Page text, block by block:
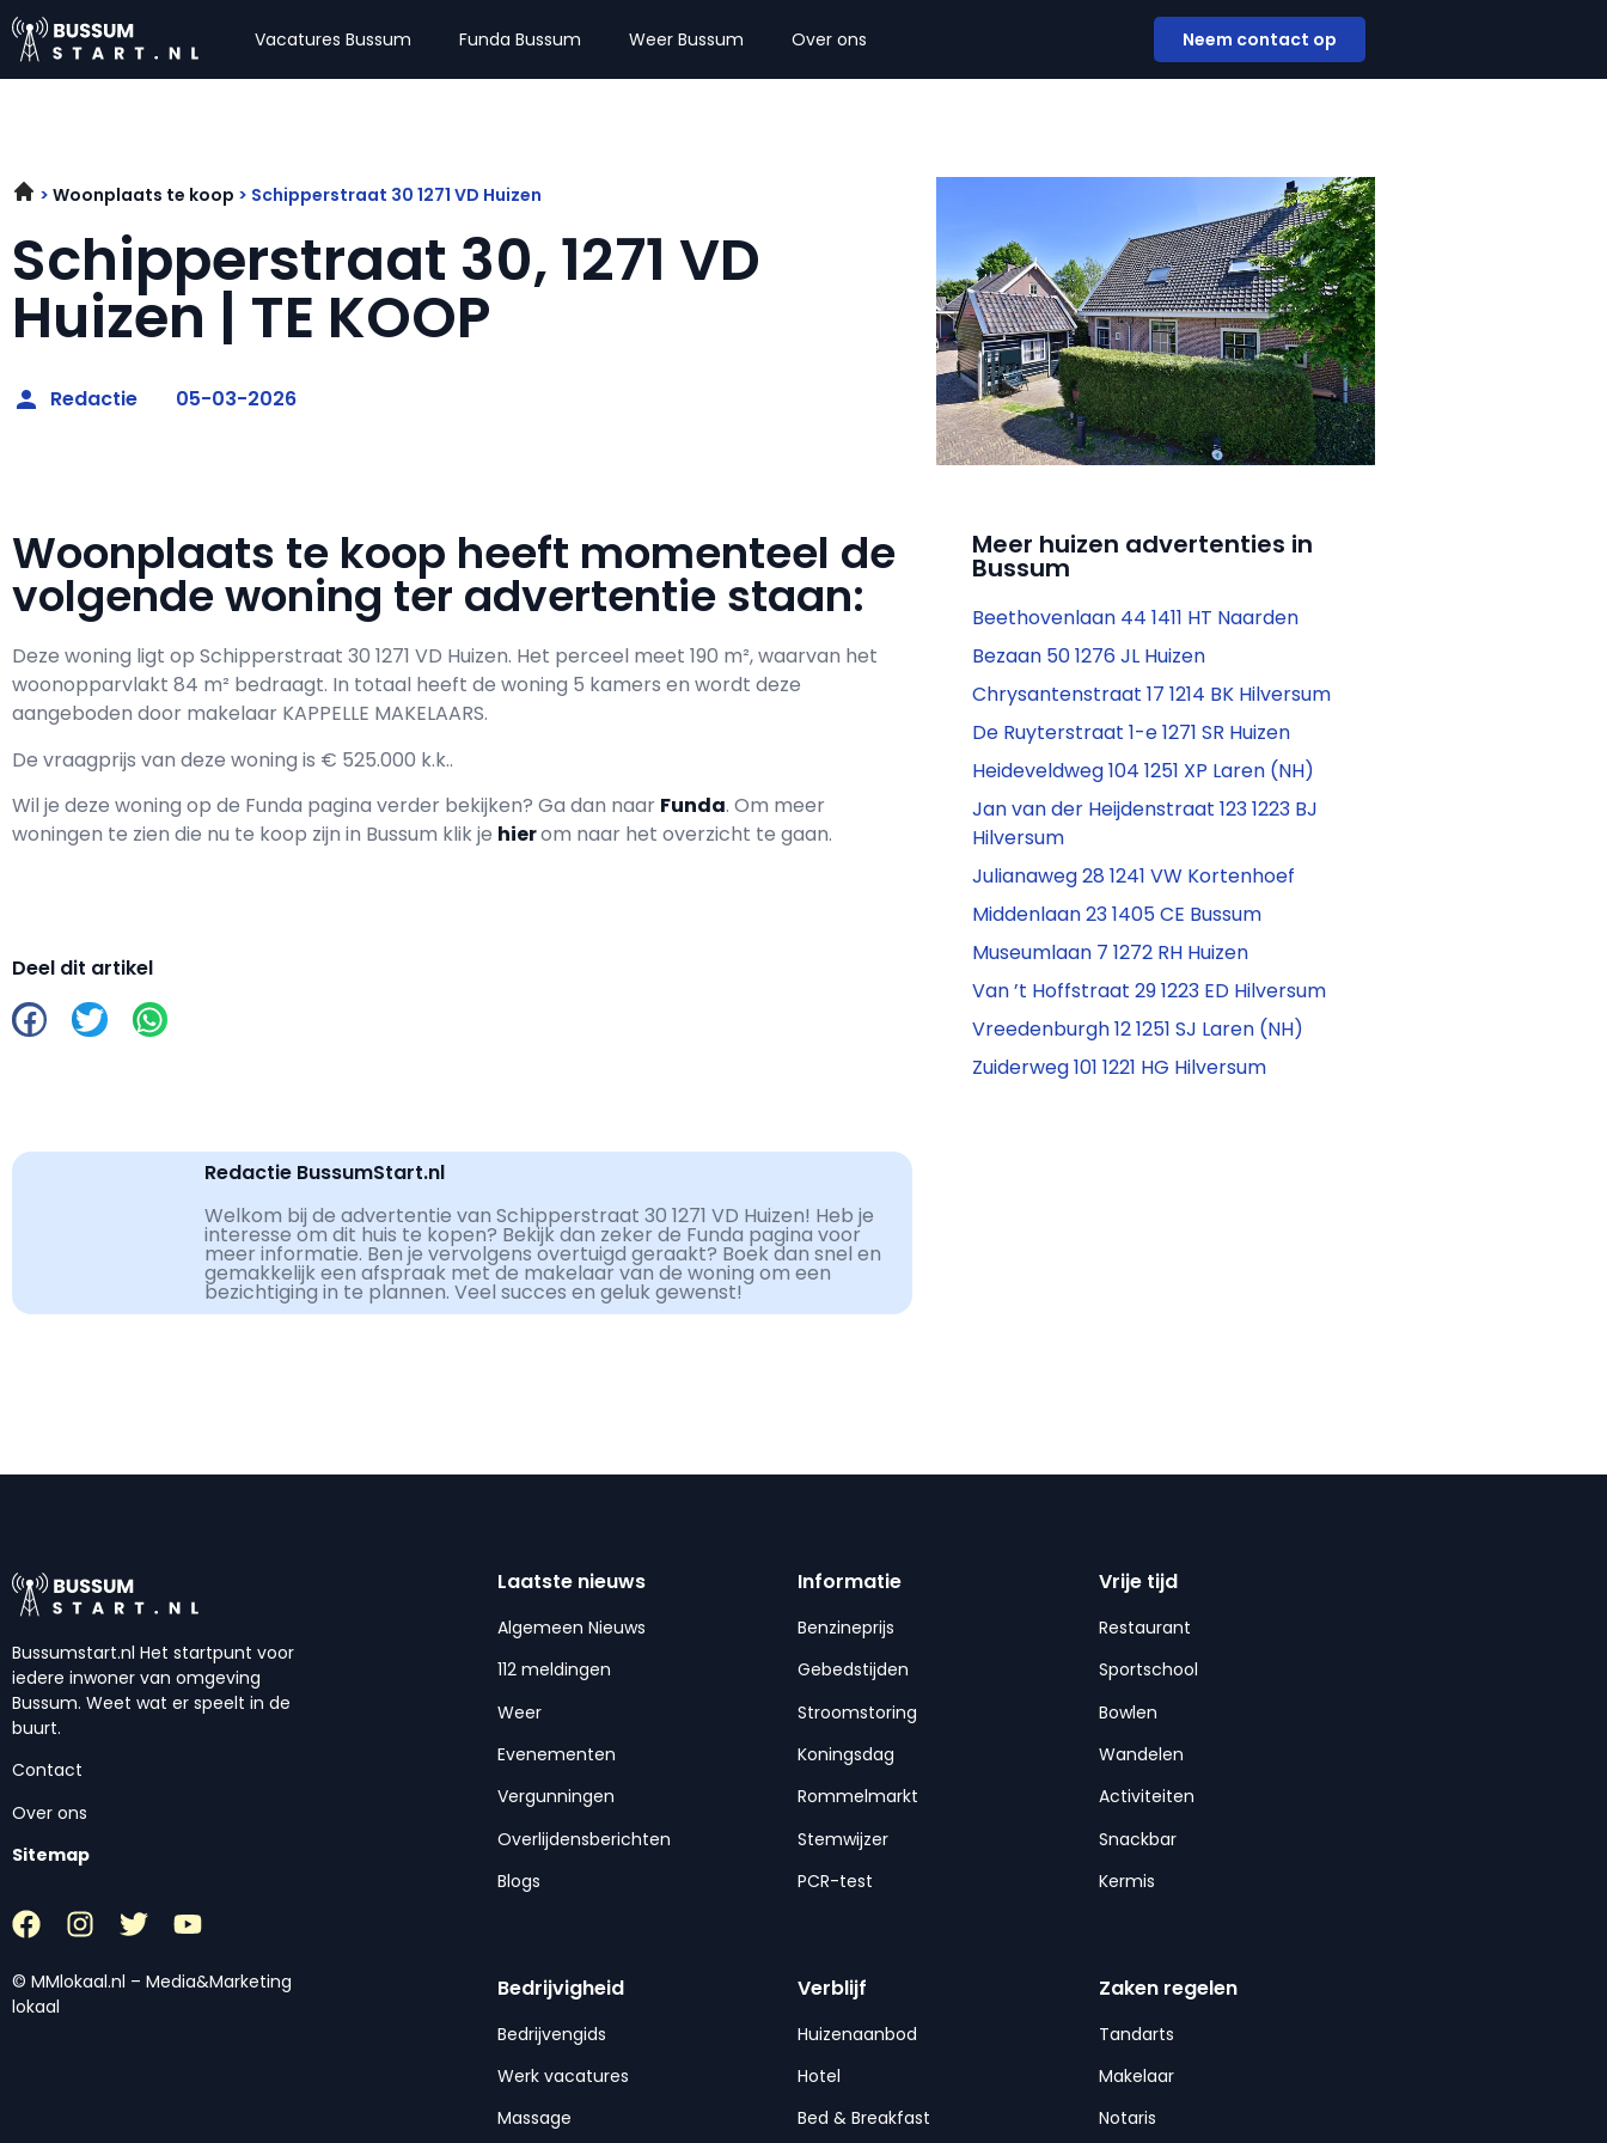
Vacatures Bussum Funda Bussum Weer Bussum Over ons Neem contact op
Woonplaats te koop Schipperstraat 30 1271 VD Huizen
Schipperstraat 30, 1271 VD
Huizen | TE KOOP
Redactie 05-03-2026
Woonplaats te koop heeft momenteel de
volgende woning ter advertentie staan:
Deze woning ligt op Schipperstraat 30 1271 VD Huizen. Het perceel meet 190 m², waarvan het
woonopparvlakt 84 m² bedraagt. In totaal heeft de woning 5 kamers en wordt deze
aangeboden door makelaar KAPPELLE MAKELAARS.
De vraagprijs van deze woning is € 525.000 k.k..
Wil je deze woning op de Funda pagina verder bekijken? Ga dan naar Funda. Om meer
woningen te zien die nu te koop zijn in Bussum klik je hierom naar het overzicht te gaan.
Deel dit artikel
Redactie BussumStart.nl
Welkom bij de advertentie van Schipperstraat 30 1271 VD Huizen! Heb je
interesse om dit huis te kopen? Bekijk dan zeker de Funda pagina voor
meer informatie. Ben je vervolgens overtuigd geraakt? Boek dan snel en
gemakkelijk een afspraak met de makelaar van de woning om een
bezichtiging in te plannen. Veel succes en geluk gewenst!
Meer huizen advertenties in
Bussum
Beethovenlaan 44 1411 HT Naarden
Bezaan 50 1276 JL Huizen
Chrysantenstraat 17 1214 BK Hilversum
De Ruyterstraat 1-e 1271 SR Huizen
Heideveldweg 104 1251 XP Laren (NH)
Jan van der Heijdenstraat 123 1223 BJ
Hilversum
Julianaweg 28 1241 VW Kortenhoef
Middenlaan 23 1405 CE Bussum
Museumlaan 7 1272 RH Huizen
Van ’t Hoffstraat 29 1223 ED Hilversum
Vreedenburgh 12 1251 SJ Laren (NH)
Zuiderweg 101 1221 HG Hilversum
Bussumstart.nl Het startpunt voor
iedere inwoner van omgeving
Bussum. Weet wat er speelt in de
buurt.
Contact
Over ons
Sitemap
© MMlokaal.nl – Media&Marketing
lokaal
Laatste nieuws
Algemeen Nieuws
112 meldingen
Weer
Evenementen
Vergunningen
Overlijdensberichten
Blogs
Informatie
Benzineprijs
Gebedstijden
Stroomstoring
Koningsdag
Rommelmarkt
Stemwijzer
PCR-test
Vrije tijd
Restaurant
Sportschool
Bowlen
Wandelen
Activiteiten
Snackbar
Kermis
Bedrijvigheid
Bedrijvengids
Werk vacatures
Massage
Verblijf
Huizenaanbod
Hotel
Bed & Breakfast
Zaken regelen
Tandarts
Makelaar
Notaris